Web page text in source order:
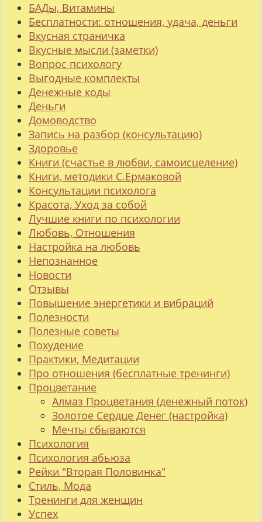
БАДы, Витамины
Бесплатности: отношения, удача, деньги
Вкусная страничка
Вкусные мысли (заметки)
Вопрос психологу
Выгодные комплекты
Денежные коды
Деньги
Домоводство
Запись на разбор (консультацию)
Здоровье
Книги (счастье в любви, самоисцеление)
Книги, методики С.Ермаковой
Консультации психолога
Красота, Уход за собой
Лучшие книги по психологии
Любовь, Отношения
Настройка на любовь
Непознанное
Новости
Отзывы
Повышение энергетики и вибраций
Полезности
Полезные советы
Похудение
Практики, Медитации
Про отношения (бесплатные тренинги)
Процветание
Алмаз Процветания (денежный поток)
Золотое Сердце Денег (настройка)
Мечты сбываются
Психология
Психология абьюза
Рейки "Вторая Половинка"
Стиль, Мода
Тренинги для женщин
Успех